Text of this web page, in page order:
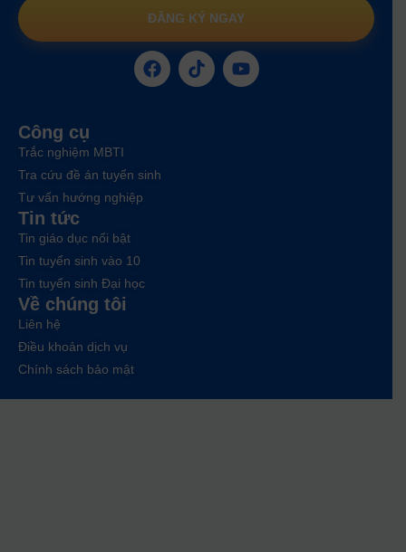
ĐĂNG KÝ NGAY
Công cụ
Trắc nghiệm MBTI
Tra cứu đề án tuyển sinh
Tư vấn hướng nghiệp
Tin tức
Tin giáo dục nổi bật
Tin tuyển sinh vào 10
Tin tuyển sinh Đại học
Về chúng tôi
Liên hệ
Điều khoản dịch vụ
Chính sách bảo mật